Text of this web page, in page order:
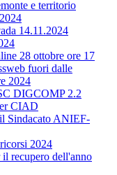
e territorio
14.11.2024
28 ottobre ore 17
fuori dalle
2024
DIGCOMP 2.2
CIAD
Sindacato ANIEF-
2024
recupero dell'anno